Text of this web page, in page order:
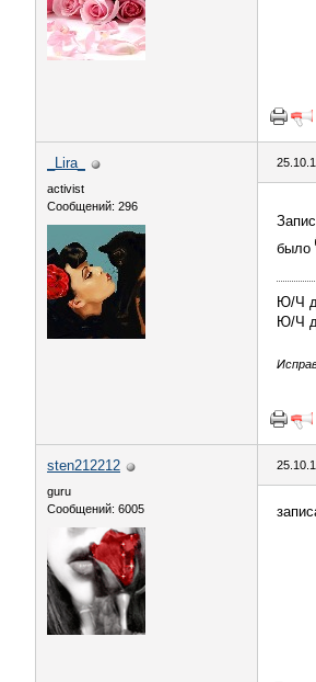
_Lira_
activist
Сообщений: 296
было
Ю/Ч
Ю/Ч
sten212212
guru
Сообщений: 6005